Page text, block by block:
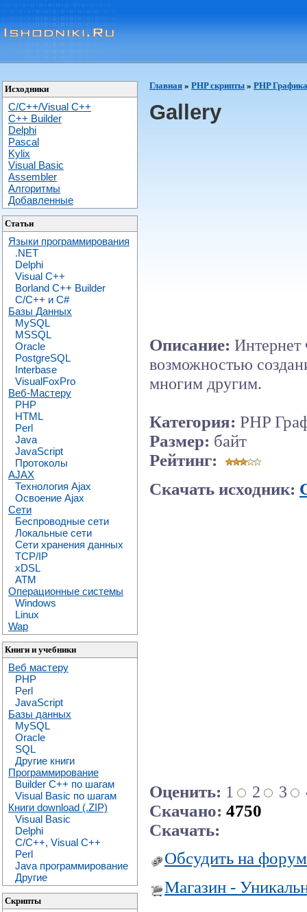
Исходники
C/C++/Visual C++
С++ Builder
Delphi
Pascal
Kylix
Visual Basic
Assembler
Алгоритмы
Добавленные
Статьи
Языки программирования
.NET
Delphi
Visual C++
Borland C++ Builder
C/С++ и C#
Базы Данных
MySQL
MSSQL
Oracle
PostgreSQL
Interbase
VisualFoxPro
Веб-Мастеру
PHP
HTML
Perl
Java
JavaScript
Протоколы
AJAX
Технология Ajax
Освоение Ajax
Сети
Беспроводные сети
Локальные сети
Сети хранения данных
TCP/IP
xDSL
ATM
Операционные системы
Windows
Linux
Wap
Книги и учебники
Веб мастеру
PHP
Perl
JavaScript
Базы данных
MySQL
Oracle
SQL
Другие книги
Программирование
Builder C++ по шагам
Visual Basic по шагам
Книги download (.ZIP)
Visual Basic
Delphi
C/C++, Visual C++
Perl
Java программирование
Другие
Скрипты
Главная » PHP скрипты » PHP Графика
Gallery
Описание: Интернет
возможностью
многим другим.
Категория: PHP
Размер: байт
Рейтинг:
Скачать исходник:
Оценить: 1 2 3
Скачано: 4750
Скачать:
Обсудить на
Магазин -